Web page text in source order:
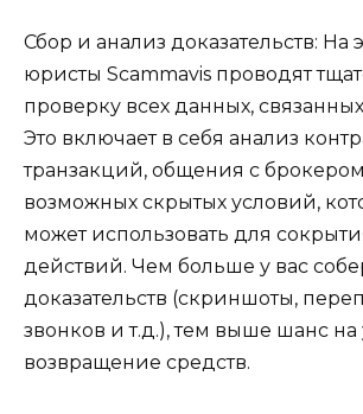
Сбор и анализ доказательств: На
юристы Scammavis проводят
проверку всех данных,
Это включает в себя анализ
транзакций, общения с
возможных скрытых условий,
может использовать для
действий. Чем больше у вас
доказательств (скриншоты,
звонков и т.д.), тем выше шанс
возвращение средств.